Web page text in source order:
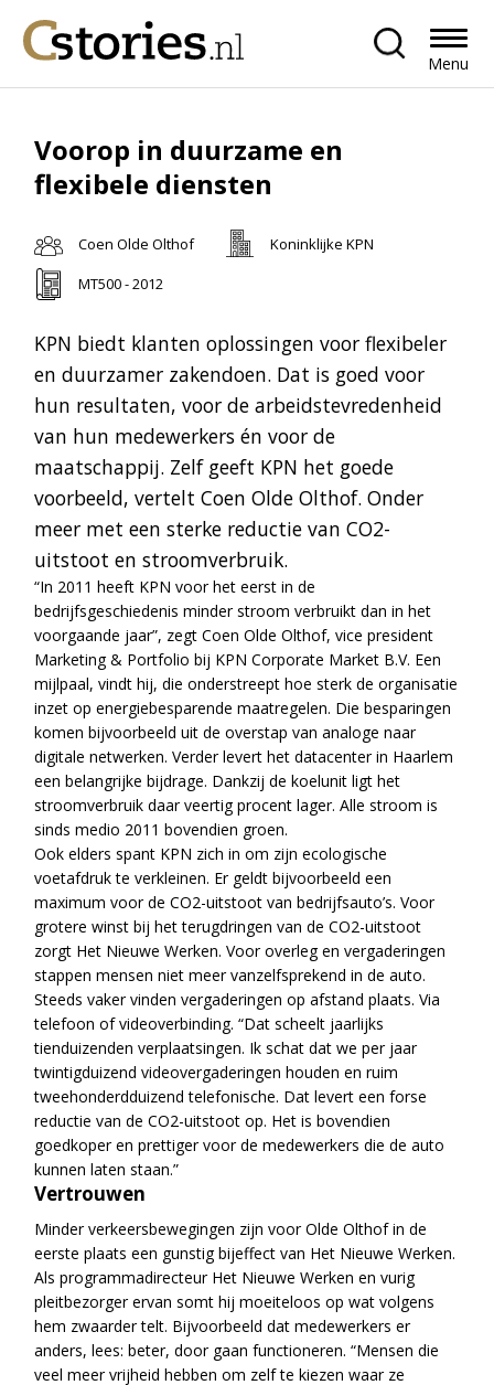
Menu
Voorop in duurzame en
flexibele diensten
Coen Olde Olthof
Koninklijke KPN
MT500 - 2012
KPN biedt klanten oplossingen voor flexibeler
en duurzamer zakendoen. Dat is goed voor
hun resultaten, voor de arbeidstevredenheid
van hun medewerkers én voor de
maatschappij. Zelf geeft KPN het goede
voorbeeld, vertelt Coen Olde Olthof. Onder
meer met een sterke reductie van CO2-
uitstoot en stroomverbruik.
“In 2011 heeft KPN voor het eerst in de
bedrijfsgeschiedenis minder stroom verbruikt dan in het
voorgaande jaar”, zegt Coen Olde Olthof, vice president
Marketing & Portfolio bij KPN Corporate Market B.V. Een
mijlpaal, vindt hij, die onderstreept hoe sterk de organisatie
inzet op energiebesparende maatregelen. Die besparingen
komen bijvoorbeeld uit de overstap van analoge naar
digitale netwerken. Verder levert het datacenter in Haarlem
een belangrijke bijdrage. Dankzij de koelunit ligt het
stroomverbruik daar veertig procent lager. Alle stroom is
sinds medio 2011 bovendien groen.
Ook elders spant KPN zich in om zijn ecologische
voetafdruk te verkleinen. Er geldt bijvoorbeeld een
maximum voor de CO2-uitstoot van bedrijfsauto’s. Voor
grotere winst bij het terugdringen van de CO2-uitstoot
zorgt Het Nieuwe Werken. Voor overleg en vergaderingen
stappen mensen niet meer vanzelfsprekend in de auto.
Steeds vaker vinden vergaderingen op afstand plaats. Via
telefoon of videoverbinding. “Dat scheelt jaarlijks
tienduizenden verplaatsingen. Ik schat dat we per jaar
twintigduizend videovergaderingen houden en ruim
tweehonderdduizend telefonische. Dat levert een forse
reductie van de CO2-uitstoot op. Het is bovendien
goedkoper en prettiger voor de medewerkers die de auto
kunnen laten staan.”
Vertrouwen
Minder verkeersbewegingen zijn voor Olde Olthof in de
eerste plaats een gunstig bijeffect van Het Nieuwe Werken.
Als programmadirecteur Het Nieuwe Werken en vurig
pleitbezorger ervan somt hij moeiteloos op wat volgens
hem zwaarder telt. Bijvoorbeeld dat medewerkers er
anders, lees: beter, door gaan functioneren. “Mensen die
veel meer vrijheid hebben om zelf te kiezen waar ze